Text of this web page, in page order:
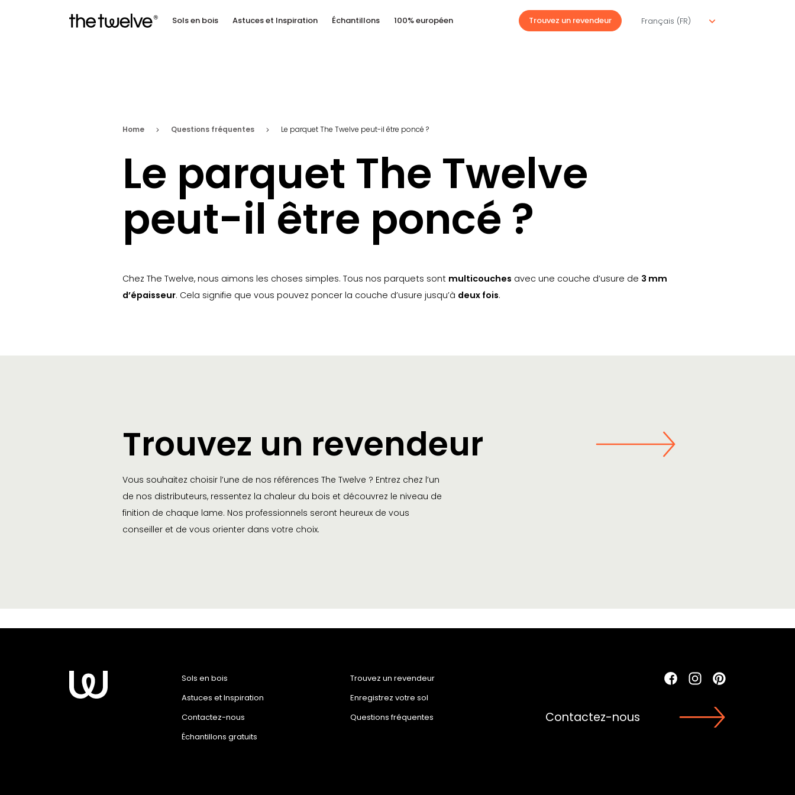
Sols en bois Astuces et Inspiration Échantillons 100% européen Trouvez un revendeur
Home Questions fréquentes Le parquet The Twelve peut-il être poncé ?
Le parquet The Twelve
peut-il être poncé ?
Chez The Twelve, nous aimons les choses simples. Tous nos parquets sont multicouches avec une couche d’usure de 3 mm
d’épaisseur. Cela signifie que vous pouvez poncer la couche d’usure jusqu’à deux fois.
Trouvez un revendeur
Vous souhaitez choisir l’une de nos références The Twelve ? Entrez chez l’un
de nos distributeurs, ressentez la chaleur du bois et découvrez le niveau de
finition de chaque lame. Nos professionnels seront heureux de vous
conseiller et de vous orienter dans votre choix.
Sols en bois
Astuces et Inspiration
Contactez-nous
Échantillons gratuits
Trouvez un revendeur
Enregistrez votre sol
Questions fréquentes
Contactez-nous